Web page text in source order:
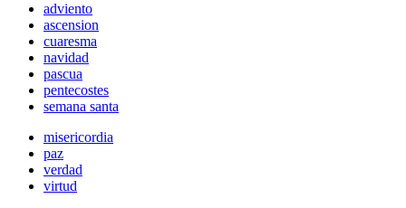
adviento
ascension
cuaresma
navidad
pascua
pentecostes
semana santa
misericordia
paz
verdad
virtud